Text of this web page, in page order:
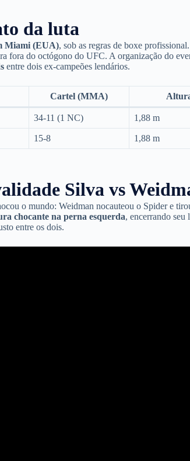
da luta
Miami (EUA), sob as regras de boxe
fora do octógono do UFC. A organização do
entre dois ex-campeões lendários.
Cartel (MMA)
34-11 (1 NC) 1,88 m
15-8 1,88 m
Silva vs
o mundo: Weidman nocauteou o Spider e
chocante na perna esquerda, encerrando
entre os dois.